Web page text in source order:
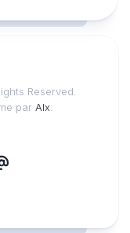
Reserved.
par Alx